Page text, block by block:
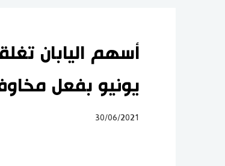
أسهم اليابان
يونيو بفعل
30/06/2021